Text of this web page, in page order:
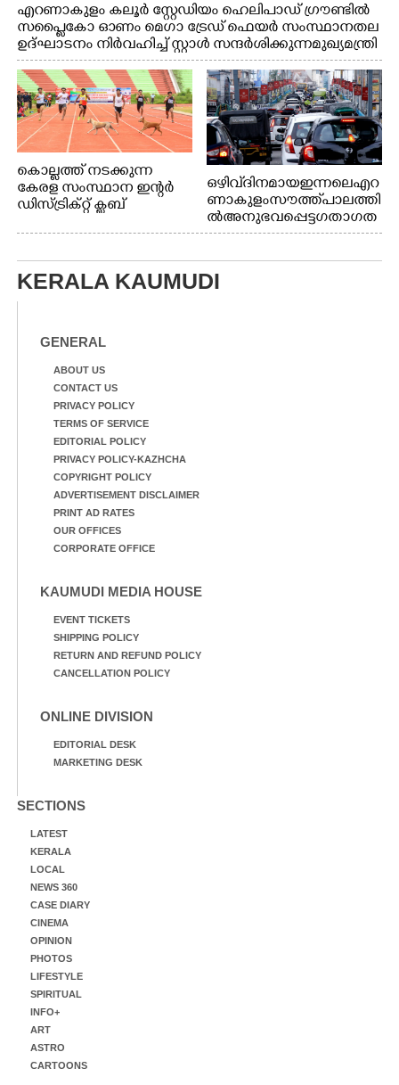
എറണാകുളം കലൂർ സ്റ്റേഡിയം ഹെലിപാഡ് ഗ്രൗണ്ടിൽ
സപ്ളൈകോ ഓണം മെഗാ ട്രേഡ് ഫെയർ സംസ്ഥാനതല
ഉദ്ഘാടനം നിർവഹിച്ച് സ്റ്റാൾ സന്ദർശിക്കുന്ന മുഖ്യമന്ത്രി
വി.ഡി. സതീശൻ. മന്ത്രി അനൂപ് ജേക്കബ് സമീപം
കൊല്ലത്ത് നടക്കുന്ന
കേരള സംസ്ഥാന ഇന്റർ
ഡിസ്ട്രിക്റ്റ് ക്ലബ്
20 ആൺകുട്ടികളുടെ 200
മീറ്റർ ഓട്ടം ഫൈനൽ
മത്സരത്തിനിടെ സിന്തറ്റിക്
ഒഴിവ് ദിനമായ ഇന്നലെ എറ
ണാകുളം സൗത്ത് പാലത്തി
ൽ അനുഭവപ്പെട്ട ഗതാഗത
ക്കുരുക്ക്
KERALA KAUMUDI
GENERAL
ABOUT US
CONTACT US
PRIVACY POLICY
TERMS OF SERVICE
EDITORIAL POLICY
PRIVACY POLICY-KAZHCHA
COPYRIGHT POLICY
ADVERTISEMENT DISCLAIMER
PRINT AD RATES
OUR OFFICES
CORPORATE OFFICE
KAUMUDI MEDIA HOUSE
EVENT TICKETS
SHIPPING POLICY
RETURN AND REFUND POLICY
CANCELLATION POLICY
ONLINE DIVISION
EDITORIAL DESK
MARKETING DESK
SECTIONS
LATEST
KERALA
LOCAL
NEWS 360
CASE DIARY
CINEMA
OPINION
PHOTOS
LIFESTYLE
SPIRITUAL
INFO+
ART
ASTRO
CARTOONS